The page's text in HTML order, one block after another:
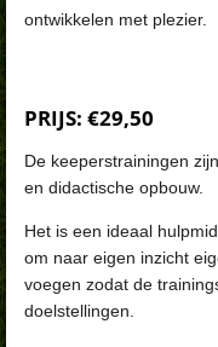
ontwikkelen met plezier.
PRIJS: €29,50
De keeperstrainingen
en didactische opbouw.
Het is een ideaal
om naar eigen inzicht
voegen zodat de
doelstellingen.